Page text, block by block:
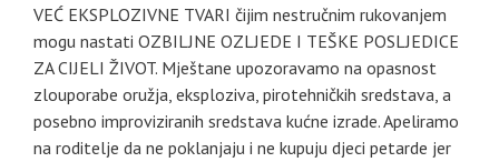
VEĆ EKSPLOZIVNE TVARI čijim nestručnim rukovanjem
mogu nastati OZBILJNE OZLJEDE I TEŠKE POSLJEDICE
ZA CIJELI ŽIVOT. Mještane upozoravamo na opasnost
zlouporabe oružja, eksploziva, pirotehničkih sredstava, a
posebno improviziranih sredstava kućne izrade. Apeliramo
na roditelje da ne poklanjaju i ne kupuju djeci petarde jer